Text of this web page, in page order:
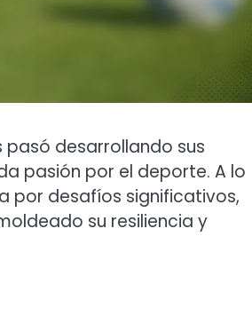
desarrollando sus
pasión por el deporte. A lo
por desafíos significativos,
su resiliencia y